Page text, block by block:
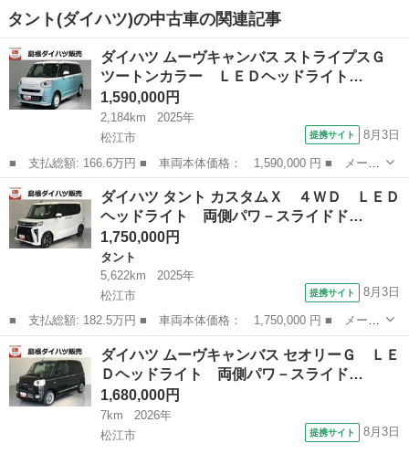
タント(ダイハツ)の中古車の関連記事
ダイハツ ムーヴキャンバス ストライプスＧ
ツートンカラー ＬＥＤヘッドライト…
1,590,000円
2,184km
2025年
松江市
提携サイト 8月3日
■ 支払総額: 166.6万円 ■ 車両本体価格： 1,590,000 円 ■ メーカ
ー名： ダイハツ ■ 車種名： ムーヴキャンバス ■ グレード
名： ストライプスＧ ツートンカラー ＬＥＤヘッドライト 両側
パワ－スライ...
島根 松江市 ダイハツ
ダイハツ タント カスタムＸ ４ＷＤ ＬＥＤ
ヘッドライト 両側パワ－スライドド…
1,750,000円
タント
5,622km
2025年
松江市
提携サイト 8月3日
■ 支払総額: 182.5万円 ■ 車両本体価格： 1,750,000 円 ■ メーカ
ー名： ダイハツ ■ 車種名： タント ■ グレード名： カスタム
Ｘ ４ＷＤ ＬＥＤヘッドライト 両側パワ－スライドドア クリア
ランスソ...
島根 松江市 タント
ダイハツ ムーヴキャンバス セオリーＧ ＬＥ
Ｄヘッドライト 両側パワ－スライド…
1,680,000円
7km
2026年
松江市
提携サイト 8月3日